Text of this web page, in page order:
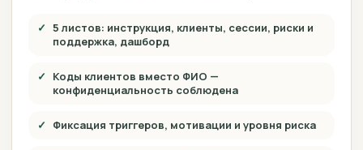
5 листов: инструкция, клиенты, сессии, риски и
поддержка, дашборд
Коды клиентов вместо ФИО —
конфиденциальность соблюдена
Фиксация триггеров, мотивации и уровня риска